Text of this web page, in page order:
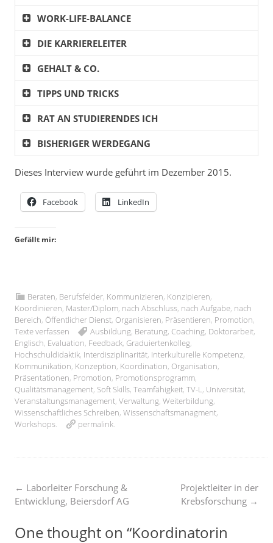
WORK-LIFE-BALANCE
DIE KARRIERELEITER
GEHALT & CO.
TIPPS UND TRICKS
RAT AN STUDIERENDES ICH
BISHERIGER WERDEGANG
Dieses Interview wurde geführt im Dezember 2015.
Facebook LinkedIn
Gefällt mir:
Beraten, Berufsfelder, Kommunizieren, Konzipieren,
Koordinieren, Master/Diplom, nach Abschluss, nach Aufgabe, nach
Bereich, Öffentlicher Dienst, Organisieren, Präsentieren, Promotion,
Texte verfassen
Ausbildung, Beratung, Coaching, Doktorarbeit,
Englisch, Evaluation, Feedback, Graduiertenkolleg,
Hochschuldidaktik, Interdisziplinarität, Interkulturelle Kompetenz,
Kommunikation, Konzeption, Koordination, Organisation,
Präsentationen, Promotion, Promotionsprogramm,
Qualitätsmanagement, Soft Skills,Teamfähigkeit,TV-L , Universität,
Veranstaltungsmanagement,Verwaltung,Weiterbildung,
Wissenschaftliches Schreiben,Wissenschaftsmanagment,
Workshops
permalink
Post
navigation
← Laborleiter Forschung &
Entwicklung, Beiersdorf AG
Projektleiter in der
Krebsforschung →
One thought on “Koordinatorin